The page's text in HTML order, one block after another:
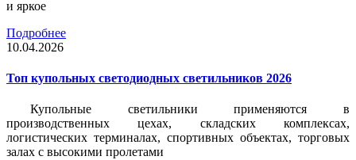
и яркое
Подробнее
10.04.2026
Топ купольных светодиодных светильников 2026
Купольные светильники применяются в
производственных цехах, складских комплексах,
логистических терминалах, спортивных объектах, торговых
залах с высокими пролетами